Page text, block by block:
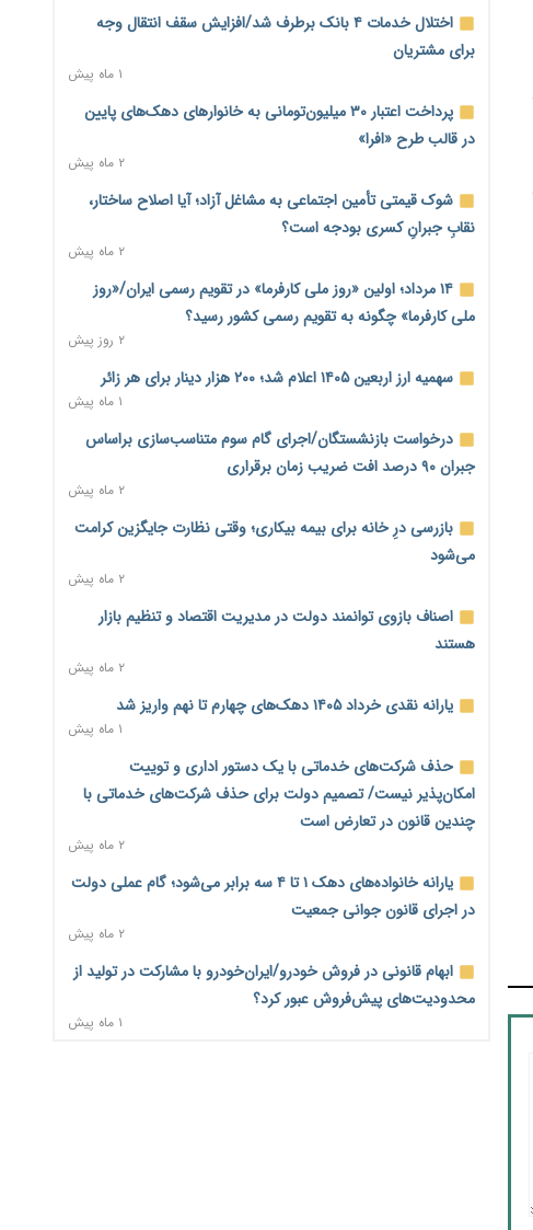
آغاز اجرای پایلوت «ردا کارت» برای دانشجویان تحصیلات تکمیلی
محدودیت تازه برای شبکه بانکی؛ افزایش سپرده قانونی با هدف
کنترل تورم
ترمز تولید خودرو کشیده شد؛ افت ۲۵ درصدی تیراژ ایران‌خودرو،
سایپا و پارس‌خودرو
۲ روز پیش
نماینده مجلس: توسعه مرزهای زمینی به راهبرد تأمین کالاهای
۲ روز پیش
خانه کارگر قزوین: شکاف دستمزد و هزینه معیشت هر روز عمیق‌تر
می‌شود
رئیس سازمان امور مالیاتی: بلاگرهای پردرآمد مشمول پرداخت
مالیات هستند
پیش‌بینی افزایش تولید برنج؛ نیاز وارداتی کشور به ۵۰۰ هزار تن
کاهش می‌یابد
امضای تفاهم‌نامه تجاری ایران و پاکستان؛ هدف‌گذاری تجارت ۱۰
میلیارد دلاری
۲ روز پیش
اختیارات جدید گمرکات برای تمدید ورود موقت کالا و خودرو تا
پایان شهریور ابلاغ شد
فهرست کالاهای فولادی و فلزات مشمول بازگشت ۱۰۰ درصد ارز
صادراتی ابلاغ شد
یک‌میلیونی بیش از پیش آب رفت
۱۴ مرداد؛ اولین «روز ملی کارفرما» در تقویم رسمی ایران/«روز
اختلال خدمات ۴ بانک برطرف شد/افزایش سقف انتقال وجه
برای مشتریان
۱ ماه پیش
پرداخت اعتبار ۳۰ میلیون‌تومانی به خانوارهای دهک‌های پایین
در قالب طرح «افرا»
۲ ماه پیش
شوک قیمتی تأمین اجتماعی به مشاغل آزاد؛ آیا اصلاح ساختار،
نقابِ جبرانِ کسری بودجه است؟
۲ ماه پیش
۱۴ مرداد؛ اولین «روز ملی کارفرما» در تقویم رسمی ایران/«روز
ملی کارفرما» چگونه به تقویم رسمی کشور رسید؟
۲ روز پیش
سهمیه ارز اربعین ۱۴۰۵ اعلام شد؛ ۲۰۰ هزار دینار برای هر زائر
۱ ماه پیش
درخواست بازنشستگان/اجرای گام سوم متناسب‌سازی براساس
جبران ۹۰ درصد افت ضریب زمان برقراری
۲ ماه پیش
بازرسی درِ خانه برای بیمه بیکاری؛ وقتی نظارت جایگزین کرامت
می‌شود
۲ ماه پیش
اصناف بازوی توانمند دولت در مدیریت اقتصاد و تنظیم بازار
هستند
۲ ماه پیش
یارانه نقدی خرداد ۱۴۰۵ دهک‌های چهارم تا نهم واریز شد
۱ ماه پیش
حذف شرکت‌های خدماتی با یک دستور اداری و توییت
امکان‌پذیر نیست/ تصمیم دولت برای حذف شرکت‌های خدماتی با
چندین قانون در تعارض است
۲ ماه پیش
یارانه خانواده‌های دهک ۱ تا ۴ سه برابر می‌شود؛ گام عملی دولت
در اجرای قانون جوانی جمعیت
۲ ماه پیش
ابهام قانونی در فروش خودرو/ایران‌خودرو با مشارکت در تولید از
محدودیت‌های پیش‌فروش عبور کرد؟
۱ ماه پیش